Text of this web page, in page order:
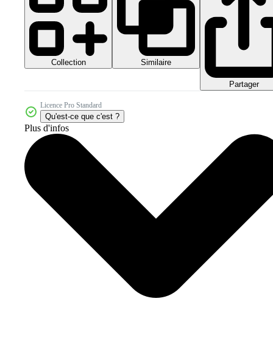
Collection Similaire
Partager
Licence Pro Standard
Qu'est-ce que c'est ?
Plus d'infos